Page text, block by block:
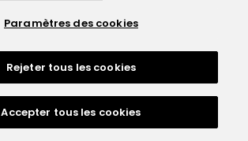
Paramètres des cookies
Rejeter tous les cookies
Accepter tous les cookies